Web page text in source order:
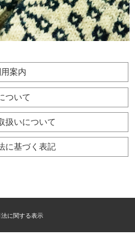
案内
ついて
扱いについて
に基づく表記
に関する表示